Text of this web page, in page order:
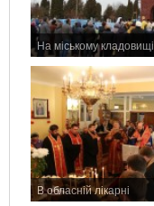
На міському кладовищі
В обласній лікарні